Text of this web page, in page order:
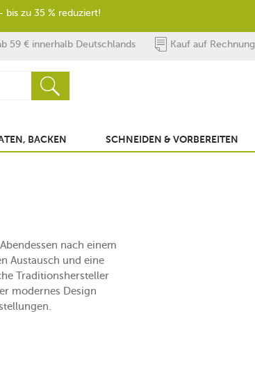
59 € innerhalb Deutschlands Kauf auf Rechnung
BACKEN SCHNEIDEN & VORBEREITEN
nach einem
Austausch und eine
Traditionshersteller
modernes Design
bis zu 35 % reduziert!